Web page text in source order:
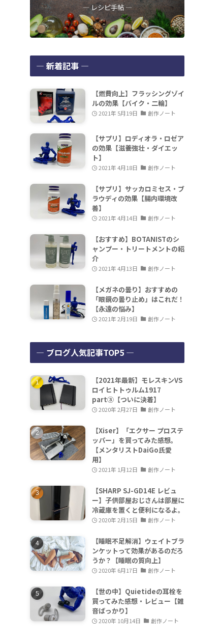
― レシピ手帖 ―
― 新着記事 ―
【燃費向上】フラッシングゾイ
ルの効果【バイク・二輪】
2021年 5月19日 創作ノート
【サプリ】ロディオラ・ロゼア
の効果【滋養強壮・ダイエッ
ト】
2021年 4月18日 創作ノート
【サプリ】サッカロミセス・ブ
ラウディの効果【腸内環境改
善】
2021年 4月14日 創作ノート
【おすすめ】BOTANISTのシ
ャンプー・トリートメントの紹
介
2021年 4月13日 創作ノート
【メガネの曇り】おすすめの
「眼鏡の曇り止め」はこれだ！
【永遠の悩み】
2021年 2月19日 創作ノート
― ブログ人気記事TOP5 ―
【2021年最新】モレスキンVS
ロイヒトトゥルム1917
part③【ついに決着】
2020年 2月27日 創作ノート
【Xiser】「エクサー プロステ
ッパー」を買ってみた感想。
【メンタリストDaiGo氏愛
用】
2021年 1月12日 創作ノート
【SHARP SJ-GD14E レビュ
ー】子供部屋おじさんは部屋に
冷蔵庫を置くと便利になるよ。
2020年 2月15日 創作ノート
【睡眠不足解消】ウェイトブラ
ンケットって効果があるのだろ
うか？【睡眠の質向上】
2020年 6月17日 創作ノート
【世の中】Quietideの耳栓を
買ってみた感想・レビュー【雑
音ばっかり】
2020年 10月14日 創作ノート